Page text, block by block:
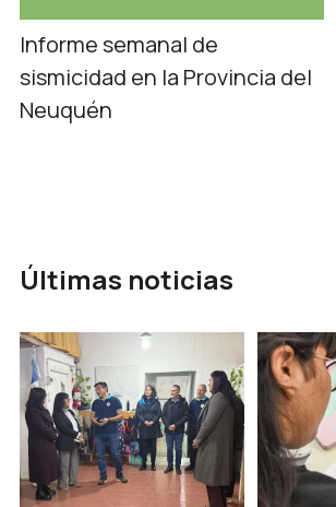
Informe semanal de
sismicidad en la Provincia del
Neuquén
Últimas noticias